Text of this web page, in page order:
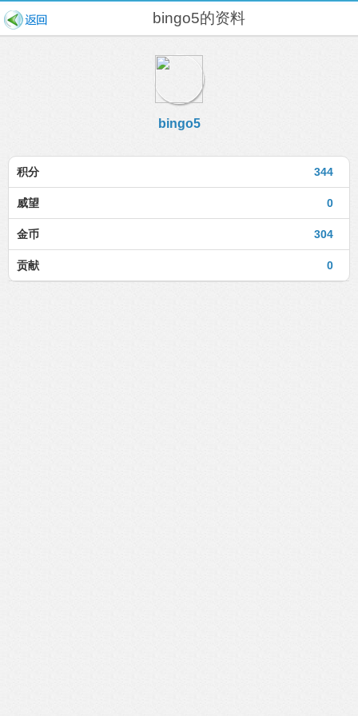
bingo5的资料
bingo5
344
积分
0
威望
304
金币
0
贡献